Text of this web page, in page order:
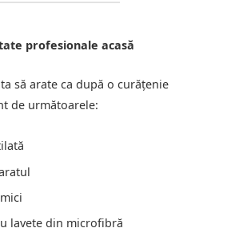
profesionale acasă
să arate ca după o curățenie
de următoarele:
lavete din microfibră